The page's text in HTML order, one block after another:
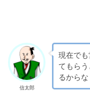
信太郎
現在で
てもら
るからな